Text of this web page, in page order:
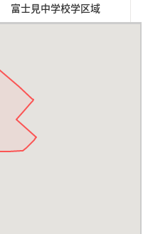
富士見中学校学区域